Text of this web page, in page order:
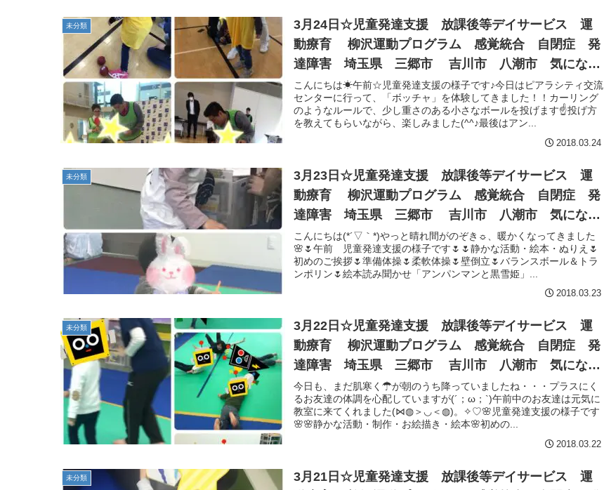
未分類
3月24日☆児童発達支援 放課後等デイサービス 運
動療育 柳沢運動プログラム 感覚統合 自閉症 発
達障害 埼玉県 三郷市 吉川市 八潮市 気になる
子
こんにちは☀午前☆児童発達支援の様子です♪今日はピアラシティ交流
センターに行って、「ボッチャ」を体験してきました！！カーリング
のようなルールで、少し重さのある小さなボールを投げます☝投げ方
を教えてもらいながら、楽しみました(^^♪最後はアン...
2018.03.24
未分類
3月23日☆児童発達支援 放課後等デイサービス 運
動療育 柳沢運動プログラム 感覚統合 自閉症 発
達障害 埼玉県 三郷市 吉川市 八潮市 気になる
子
こんにちは(*´▽｀*)やっと晴れ間がのぞき☼、暖かくなってきました
🌸🌷午前 児童発達支援の様子です🌷🌷静かな活動・絵本・ぬりえ🌷
初めのご挨拶🌷準備体操🌷柔軟体操🌷壁倒立🌷バランスボール＆トラ
ンポリン🌷絵本読み聞かせ「アンパンマンと黒雪姫」...
2018.03.23
未分類
3月22日☆児童発達支援 放課後等デイサービス 運
動療育 柳沢運動プログラム 感覚統合 自閉症 発
達障害 埼玉県 三郷市 吉川市 八潮市 気になる
子
今日も、まだ肌寒く☂が朝のうち降っていましたね・・・プラスにく
るお友達の体調を心配していますが(´；ω；`)午前中のお友達は元気に
教室に来てくれました(⋈◍＞◡＜◍)。✧♡🌸児童発達支援の様子です
🌸🌸静かな活動・制作・お絵描き・絵本🌸初めの...
2018.03.22
未分類
3月21日☆児童発達支援 放課後等デイサービス 運